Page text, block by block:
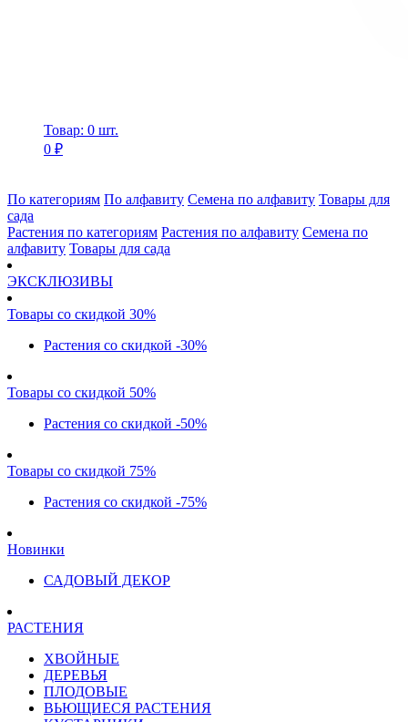
Товар: 0 шт.
0 ₽
По категориям По алфавиту Семена по алфавиту Товары для
сада
Растения по категориям Растения по алфавиту Семена по
алфавиту Товары для сада
ЭКСКЛЮЗИВЫ
Товары со скидкой 30%
Растения со скидкой -30%
Товары со скидкой 50%
Растения со скидкой -50%
Товары со скидкой 75%
Растения со скидкой -75%
Новинки
САДОВЫЙ ДЕКОР
РАСТЕНИЯ
ХВОЙНЫЕ
ДЕРЕВЬЯ
ПЛОДОВЫЕ
ВЬЮЩИЕСЯ РАСТЕНИЯ